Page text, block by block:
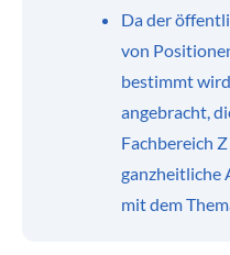
Da der
von
bestimmt
angebracht,
Fachbereich
ganzheitliche
mit dem